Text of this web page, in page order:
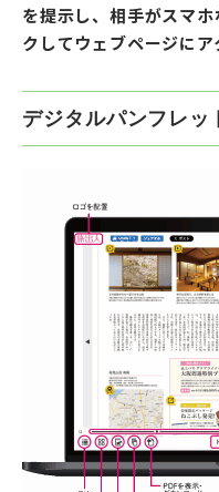
を提示し、相手がスマ
クしてウェブページにア
デジタルパンフレッ